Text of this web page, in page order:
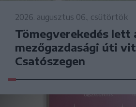
2026. augusztus 06., csütörtök
Tömegverekedés lett
mezőgazdasági úti
Csatószegen